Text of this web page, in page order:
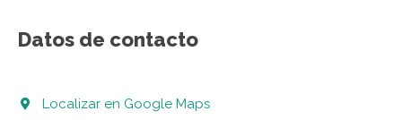
Datos de contacto
Localizar en Google Maps